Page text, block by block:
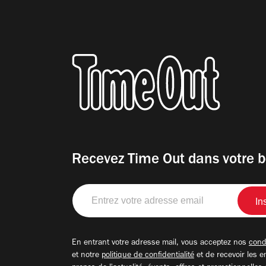
Recevez Time Out dans votre
Entrez
votre
adresse
En entrant votre adresse mail, vous acceptez nos
et notre politique de confidentialité et de recevoir les